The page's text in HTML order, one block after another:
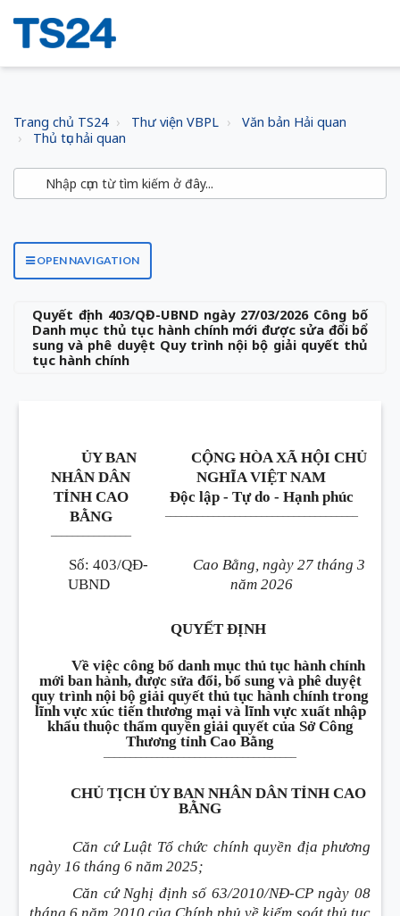
Trang chủ TS24 Thư viện VBPL
Văn bản Hải quan
Thủ tục hải quan
OPEN NAVIGATION
Quyết định 403/QĐ-UBND ngày 27/03/2026 Công bố
Danh mục thủ tục hành chính mới được sửa đổi bổ
sung và phê duyệt Quy trình nội bộ giải quyết thủ
tục hành chính
ỦY BAN
NHÂN DÂN
TỈNH CAO
BẰNG
CỘNG HÒA XÃ HỘI CHỦ
NGHĨA VIỆT NAM
Độc lập - Tự do - Hạnh phúc
Số: 403/QĐ-
UBND
Cao Bằng, ngày 27 tháng 3
năm 2026
QUYẾT ĐỊNH
Về việc công bố danh mục thủ tục hành chính
mới ban hành, được sửa đổi, bổ sung và phê duyệt
quy trình nội bộ giải quyết thủ tục hành chính trong
lĩnh vực xúc tiến thương mại và lĩnh vực xuất nhập
khẩu thuộc thẩm quyền giải quyết của Sở Công
Thương tỉnh Cao Bằng
____________________________________
CHỦ TỊCH ỦY BAN NHÂN DÂN TỈNH CAO
BẰNG
Căn cứ Luật Tổ chức chính quyền địa phương
ngày 16 tháng 6 năm 2025;
Căn cứ Nghị định số 63/2010/NĐ-CP ngày 08
tháng 6 năm 2010 của Chính phủ về kiểm soát thủ tục